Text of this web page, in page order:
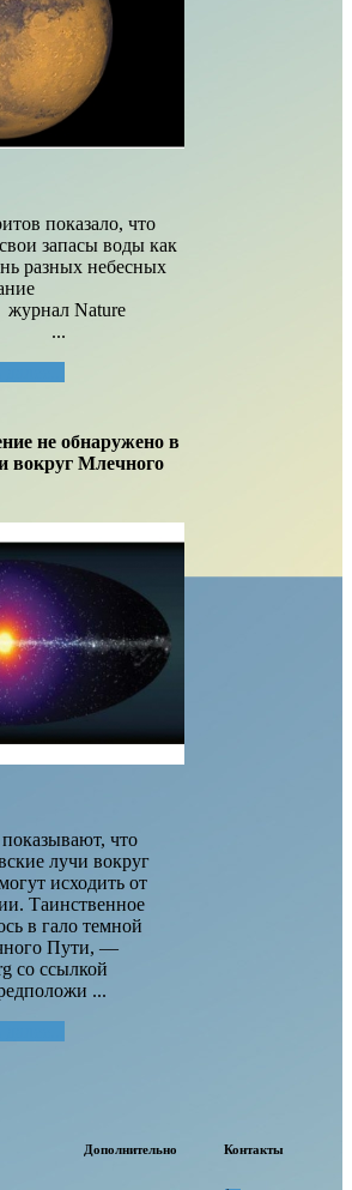
показало, что
запасы воды как
разных небесных
журнал Nature
...
не обнаружено в
вокруг Млечного
что
лучи вокруг
исходить от
Таинственное
в гало темной
Пути, —
со ссылкой
...
Дополнительно Контакты